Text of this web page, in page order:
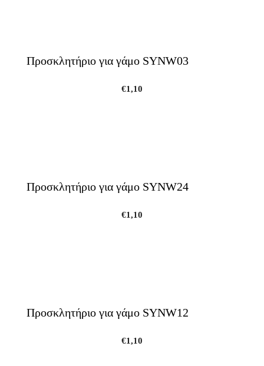
Προσκλητήριο για γάμο SYNW03
€1,10
Προσκλητήριο για γάμο SYNW24
€1,10
Προσκλητήριο για γάμο SYNW12
€1,10